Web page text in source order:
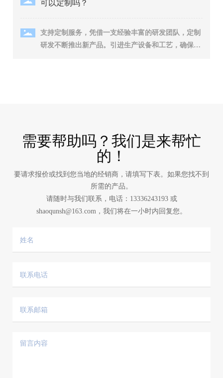
多向增强碳纤维预浸料中的碳纤维在多个方向上排
各个方向上的性能相对均衡。‌多向增强预浸料适用于
需要承受多方向应力的复杂结构，‌能够提供更好的整
可以定制吗？
支持定制服务，凭借一支经验丰富的研发团队，定制
研发不断推出新产品。引进生产设备和工艺，确保产
需要帮助吗？我们是来帮忙
的！
要请求报价或找到您当地的经销商，请填写下表。如果您找不到
所需的产品。
请随时与我们联系，电话： 13336243193或
shaoqunsh@163.com ，我们将在一小时内回复您。